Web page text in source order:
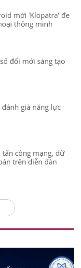
mới 'Klopatra' đe
thông minh
đổi mới sáng tạo
giá năng lực
công mạng, dữ
trên diễn đàn